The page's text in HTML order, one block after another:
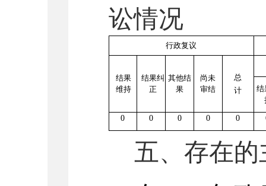
讼情况
行政复议
结果
维持
结果纠
正
其他结
果
尚未
审结
总
计
结
0 0 0 0 0
五、存在